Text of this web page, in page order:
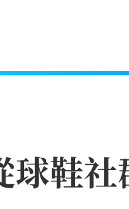
鞋社